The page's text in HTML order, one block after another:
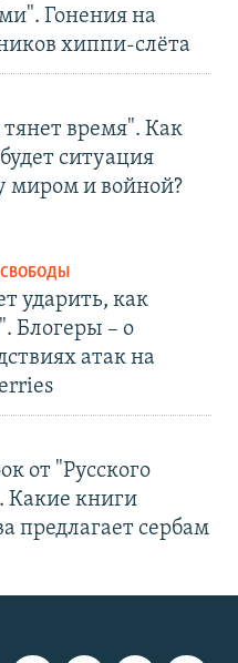
Гонения на
хиппи-слёта
время". Как
ситуация
миром и войной?
ударить, как
Блогеры – о
атак на
от "Русского
Какие книги
предлагает сербам